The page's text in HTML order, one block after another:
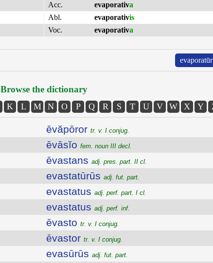
Acc.
evaporativa
Abl.
evaporativis
Voc.
evaporativa
Browse the dictionary
K L M N O P Q R S T U V W X Y
ēvăpōror tr. v. I conjug.
ēvāsĭo fem. noun III decl.
ēvastans adj. pres. part. II cl.
evastatūrūs adj. fut. part.
evastatus adj. perf. part. I cl.
evastatus adj. perf. inf.
ēvasto tr. v. I conjug.
ēvastor tr. v. I conjug.
evasūrūs adj. fut. part.